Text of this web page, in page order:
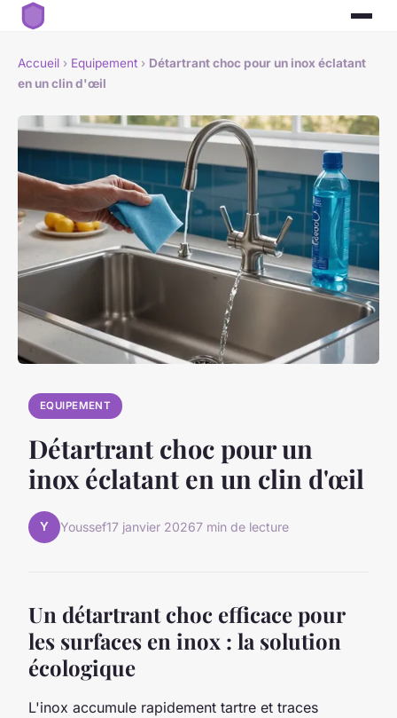
Accueil › Equipement › Détartrant choc pour un inox éclatant
en un clin d'œil
EQUIPEMENT
Détartrant choc pour un
inox éclatant en un clin d'œil
Y Youssef17 janvier 20267 min de lecture
Un détartrant choc efficace pour
les surfaces en inox : la solution
écologique
L'inox accumule rapidement tartre et traces